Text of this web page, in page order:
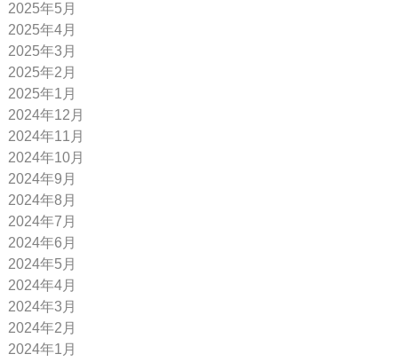
2025年5月
2025年4月
2025年3月
2025年2月
2025年1月
2024年12月
2024年11月
2024年10月
2024年9月
2024年8月
2024年7月
2024年6月
2024年5月
2024年4月
2024年3月
2024年2月
2024年1月